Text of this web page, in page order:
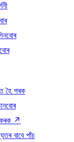
হৈ পৰক
↗
বাবে পাঁচ